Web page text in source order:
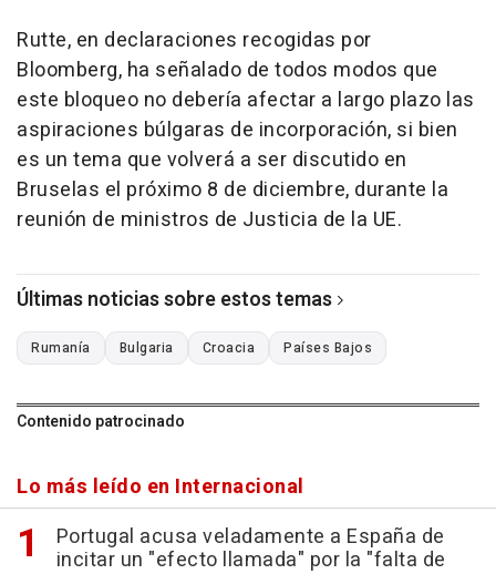
Rutte, en declaraciones recogidas por
Bloomberg, ha señalado de todos modos que
este bloqueo no debería afectar a largo plazo las
aspiraciones búlgaras de incorporación, si bien
es un tema que volverá a ser discutido en
Bruselas el próximo 8 de diciembre, durante la
reunión de ministros de Justicia de la UE.
Últimas noticias sobre estos temas
Rumanía Bulgaria Croacia Países Bajos
Contenido patrocinado
Lo más leído en Internacional
Portugal acusa veladamente a España de
incitar un "efecto llamada" por la "falta de